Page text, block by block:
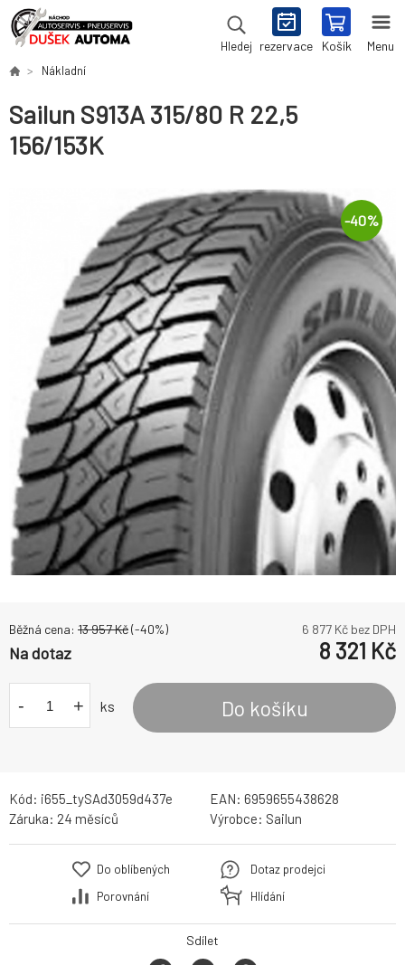
Hledej rezervace Košík Menu
Nákladní
Sailun S913A 315/80 R 22,5
156/153K
-40%
Běžná cena: 13 957Kč(-40%) 6 877 Kč bez DPH
Na dotaz 8 321 Kč
- + ks Do košíku
Kód: i655_tySAd3059d437e EAN: 6959655438628
Záruka: 24 měsíců Výrobce: Sailun
Do oblíbených
Porovnání
Dotaz prodejci
Hlídání
Sdílet